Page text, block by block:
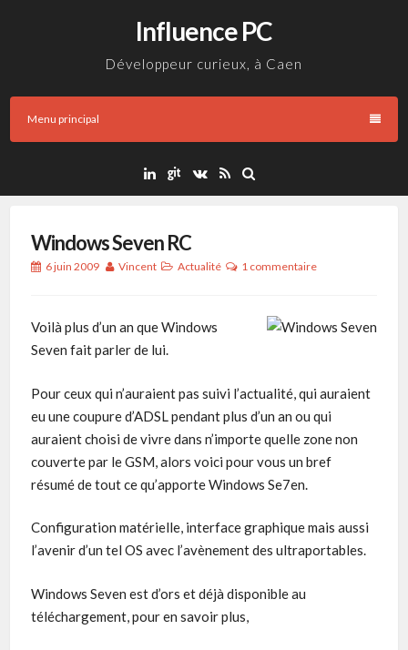
Influence PC
Développeur curieux, à Caen
Menu principal
Windows Seven RC
6 juin 2009 Vincent Actualité 1 commentaire
Voilà plus d’un an que Windows
Seven fait parler de lui.
Pour ceux qui n’auraient pas suivi l’actualité, qui auraient
eu une coupure d’ADSL pendant plus d’un an ou qui
auraient choisi de vivre dans n’importe quelle zone non
couverte par le GSM, alors voici pour vous un bref
résumé de tout ce qu’apporte Windows Se7en.
Configuration matérielle, interface graphique mais aussi
l’avenir d’un tel OS avec l’avènement des ultraportables.
Windows Seven est d’ors et déjà disponible au
téléchargement, pour en savoir plus,